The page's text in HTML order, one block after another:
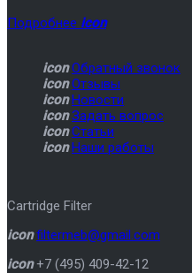
Подробнее icon
icon Обратный звонок
icon Отзывы
icon Новости
icon Задать вопрос
icon Статьи
icon Наши работы
Cartridge Filter
icon filtermeb@gmail.com
icon +7 (495) 409-42-12